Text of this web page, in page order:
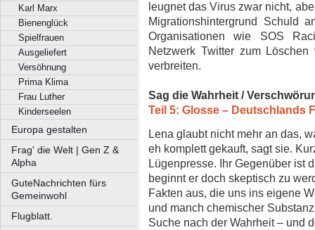
Karl Marx
Bienenglück
Spielfrauen
Ausgeliefert
Versöhnung
Prima Klima
Frau Luther
Kinderseelen
Europa gestalten
Frag' die Welt | Gen Z &
Alpha
GuteNachrichten fürs
Gemeinwohl
Flugblatt.
leugnet das Virus zwar nicht,
Migrationshintergrund Schuld
Organisationen wie SOS
Netzwerk Twitter zum
verbreiten.
Sag die Wahrheit /
Teil 5: Glosse – Deutschlands
Lena glaubt nicht mehr an das,
eh komplett gekauft, sagt sie.
Lügenpresse. Ihr Gegenüber ist
beginnt er doch skeptisch zu
Fakten aus, die uns ins eigene
und manch chemischer
Suche nach der Wahrheit – und